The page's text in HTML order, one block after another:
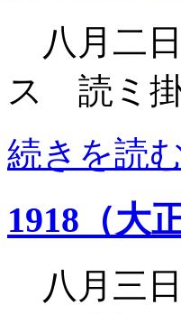
八月二
ス 読ミ掛
続きを読
1918（大
八月三